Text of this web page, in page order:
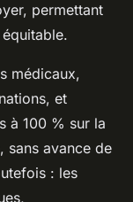
permettant
médicaux,
et
à 100 % sur la
sans avance de
: les